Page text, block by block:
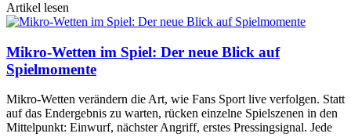
Artikel lesen
Mikro-Wetten im Spiel: Der neue Blick auf
Spielmomente
Mikro-Wetten verändern die Art, wie Fans Sport live verfolgen. Statt
auf das Endergebnis zu warten, rücken einzelne Spielszenen in den
Mittelpunkt: Einwurf, nächster Angriff, erstes Pressingsignal. Jede